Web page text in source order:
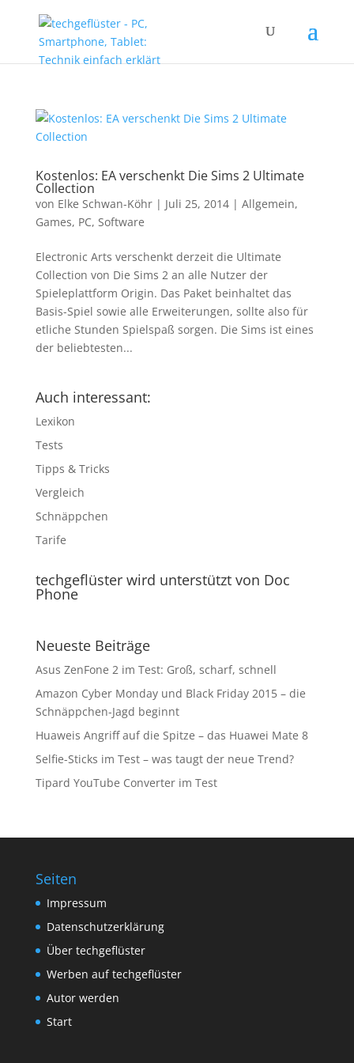
Kostenlos: EA verschenkt Die Sims 2 Ultimate
Collection
von Elke Schwan-Köhr| Juli 25, 2014| Allgemein,
Games, PC, Software
Electronic Arts verschenkt derzeit die Ultimate
Collection von Die Sims 2 an alle Nutzer der
Spieleplattform Origin. Das Paket beinhaltet das
Basis-Spiel sowie alle Erweiterungen, sollte also für
etliche Stunden Spielspaß sorgen. Die Sims ist eines
der beliebtesten...
Auch interessant:
Lexikon
Tests
Tipps & Tricks
Vergleich
Schnäppchen
Tarife
techgeflüster wird unterstützt von Doc
Phone
Neueste Beiträge
Asus ZenFone 2 im Test: Groß, scharf, schnell
Amazon Cyber Monday und Black Friday 2015 – die
Schnäppchen-Jagd beginnt
Huaweis Angriff auf die Spitze – das Huawei Mate 8
Selfie-Sticks im Test – was taugt der neue Trend?
Tipard YouTube Converter im Test
Seiten
Impressum
Datenschutzerklärung
Über techgeflüster
Werben auf techgeflüster
Autor werden
Start